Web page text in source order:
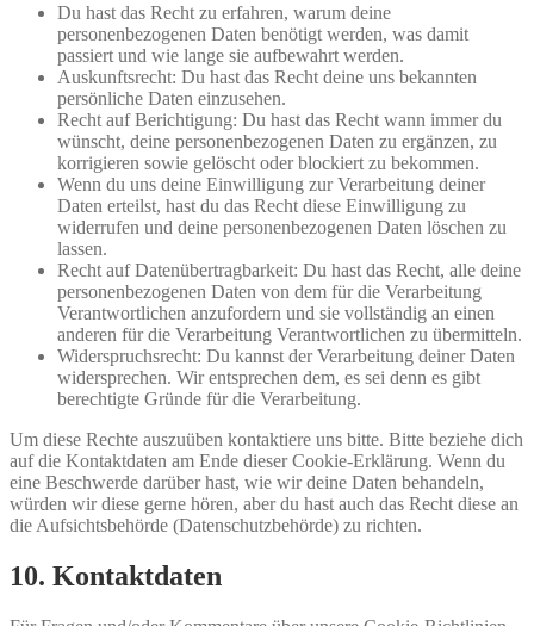
Du hast das Recht zu erfahren, warum deine
personenbezogenen Daten benötigt werden, was damit
passiert und wie lange sie aufbewahrt werden.
Auskunftsrecht: Du hast das Recht deine uns bekannten
persönliche Daten einzusehen.
Recht auf Berichtigung: Du hast das Recht wann immer du
wünscht, deine personenbezogenen Daten zu ergänzen, zu
korrigieren sowie gelöscht oder blockiert zu bekommen.
Wenn du uns deine Einwilligung zur Verarbeitung deiner
Daten erteilst, hast du das Recht diese Einwilligung zu
widerrufen und deine personenbezogenen Daten löschen zu
lassen.
Recht auf Datenübertragbarkeit: Du hast das Recht, alle deine
personenbezogenen Daten von dem für die Verarbeitung
Verantwortlichen anzufordern und sie vollständig an einen
anderen für die Verarbeitung Verantwortlichen zu übermitteln.
Widerspruchsrecht: Du kannst der Verarbeitung deiner Daten
widersprechen. Wir entsprechen dem, es sei denn es gibt
berechtigte Gründe für die Verarbeitung.
Um diese Rechte auszuüben kontaktiere uns bitte. Bitte beziehe dich
auf die Kontaktdaten am Ende dieser Cookie-Erklärung. Wenn du
eine Beschwerde darüber hast, wie wir deine Daten behandeln,
würden wir diese gerne hören, aber du hast auch das Recht diese an
die Aufsichtsbehörde (Datenschutzbehörde) zu richten.
10. Kontaktdaten